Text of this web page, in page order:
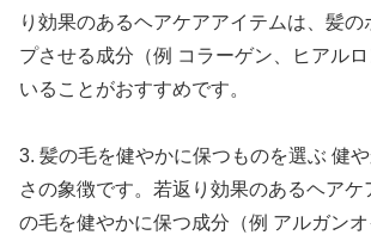
り効果のあるヘアケアアイテムは、髪の
プさせる成分（例 コラーゲン、ヒアル
いることがおすすめです。
3. 髪の毛を健やかに保つものを選ぶ 健
さの象徴です。若返り効果のあるヘア
の毛を健やかに保つ成分（例 アルガン